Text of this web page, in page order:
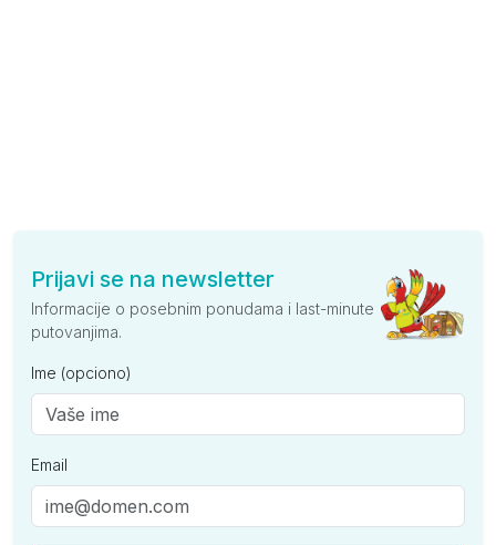
Prijavi se na newsletter
Informacije o posebnim ponudama i last-minute
putovanjima.
Ime (opciono)
Email